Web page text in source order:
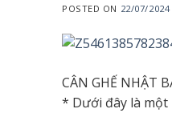
POSTED ON 22/07/2024
CÂN GHẾ NHẬT
* Dưới đây là một